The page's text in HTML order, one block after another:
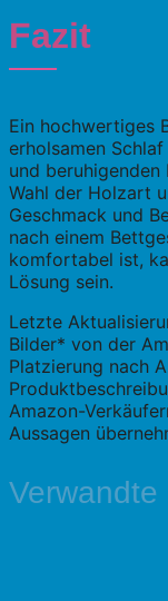
Fazit
Ein hochwertiges
erholsamen
und
Wahl der Holzart
Geschmack und
nach einem
komfortabel ist,
Lösung sein.
Letzte
Bilder* von der
Platzierung nach
Amazon-
Aussagen
Verwandte